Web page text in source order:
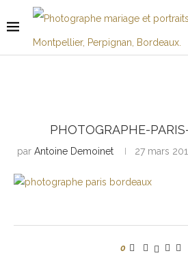
PHOTOGRAPHE-
par Antoine Demoinet 27 mars
0